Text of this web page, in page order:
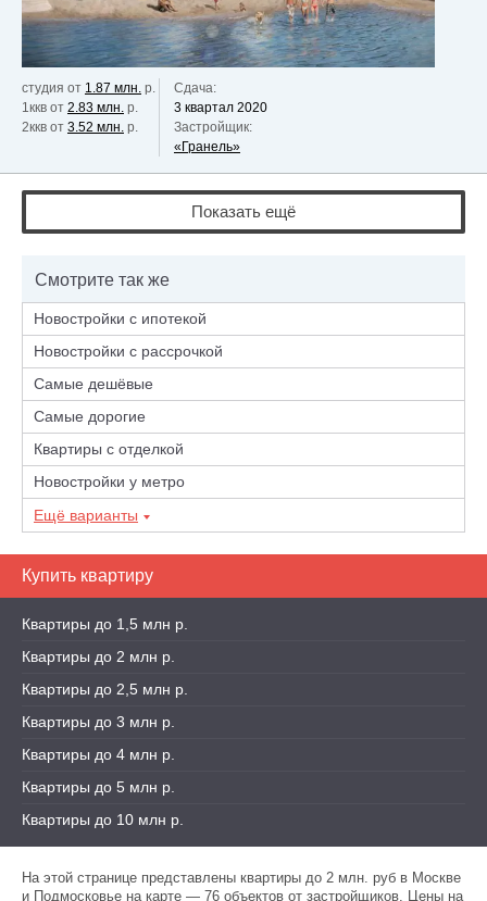
студия от 1.87 млн. р.
1ккв от 2.83 млн. р.
2ккв от 3.52 млн. р.
Сдача:
3 квартал 2020
Застройщик:
«Гранель»
Показать ещё
Смотрите так же
Новостройки с ипотекой
Новостройки с рассрочкой
Самые дешёвые
Самые дорогие
Квартиры с отделкой
Новостройки у метро
Ещё варианты
Купить квартиру
Квартиры до 1,5 млн р.
Квартиры до 2 млн р.
Квартиры до 2,5 млн р.
Квартиры до 3 млн р.
Квартиры до 4 млн р.
Квартиры до 5 млн р.
Квартиры до 10 млн р.
На этой странице представлены квартиры до 2 млн. руб в Москве
и Подмосковье на карте — 76 объектов от застройщиков. Цены на